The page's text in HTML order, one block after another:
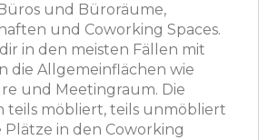
und Büroräume,
und Coworking Spaces.
in den meisten Fällen mit
die Allgemeinflächen wie
und Meetingraum. Die
teils möbliert, teils unmöbliert
Plätze in den Coworking